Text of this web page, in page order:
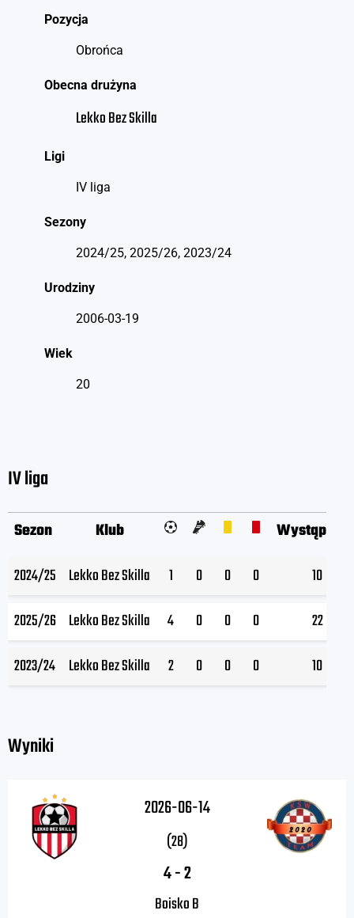
Pozycja
Obrońca
Obecna drużyna
Lekko Bez Skilla
Ligi
IV liga
Sezony
2024/25, 2025/26, 2023/24
Urodziny
2006-03-19
Wiek
20
IV liga
Sezon Klub
2024/25 Lekko Bez Skilla 1 0 0 0
10
2025/26 Lekko Bez Skilla 4 0 0 0
22
2023/24 Lekko Bez Skilla 2 0 0 0 10
Wyniki
2026-06-14
(28)
4-2
Boisko B